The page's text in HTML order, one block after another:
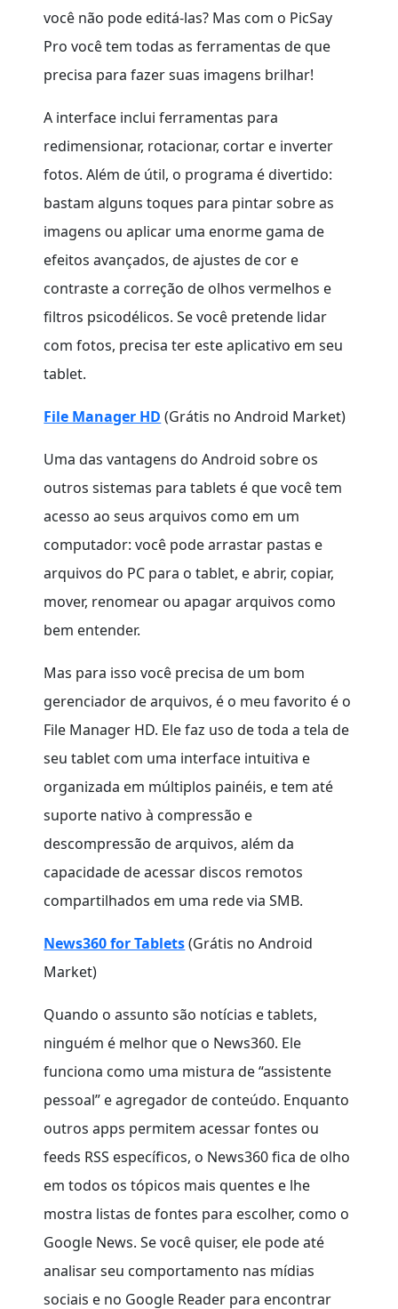
você não pode editá-las? Mas com o PicSay
Pro você tem todas as ferramentas de que
precisa para fazer suas imagens brilhar!
A interface inclui ferramentas para
redimensionar, rotacionar, cortar e inverter
fotos. Além de útil, o programa é divertido:
bastam alguns toques para pintar sobre as
imagens ou aplicar uma enorme gama de
efeitos avançados, de ajustes de cor e
contraste a correção de olhos vermelhos e
filtros psicodélicos. Se você pretende lidar
com fotos, precisa ter este aplicativo em seu
tablet.
File Manager HD (Grátis no Android Market)
Uma das vantagens do Android sobre os
outros sistemas para tablets é que você tem
acesso ao seus arquivos como em um
computador: você pode arrastar pastas e
arquivos do PC para o tablet, e abrir, copiar,
mover, renomear ou apagar arquivos como
bem entender.
Mas para isso você precisa de um bom
gerenciador de arquivos, é o meu favorito é o
File Manager HD. Ele faz uso de toda a tela de
seu tablet com uma interface intuitiva e
organizada em múltiplos painéis, e tem até
suporte nativo à compressão e
descompressão de arquivos, além da
capacidade de acessar discos remotos
compartilhados em uma rede via SMB.
News360 for Tablets(Grátis no Android
Market)
Quando o assunto são notícias e tablets,
ninguém é melhor que o News360. Ele
funciona como uma mistura de “assistente
pessoal” e agregador de conteúdo. Enquanto
outros apps permitem acessar fontes ou
feeds RSS específicos, o News360 fica de olho
em todos os tópicos mais quentes e lhe
mostra listas de fontes para escolher, como o
Google News. Se você quiser, ele pode até
analisar seu comportamento nas mídias
sociais e no Google Reader para encontrar